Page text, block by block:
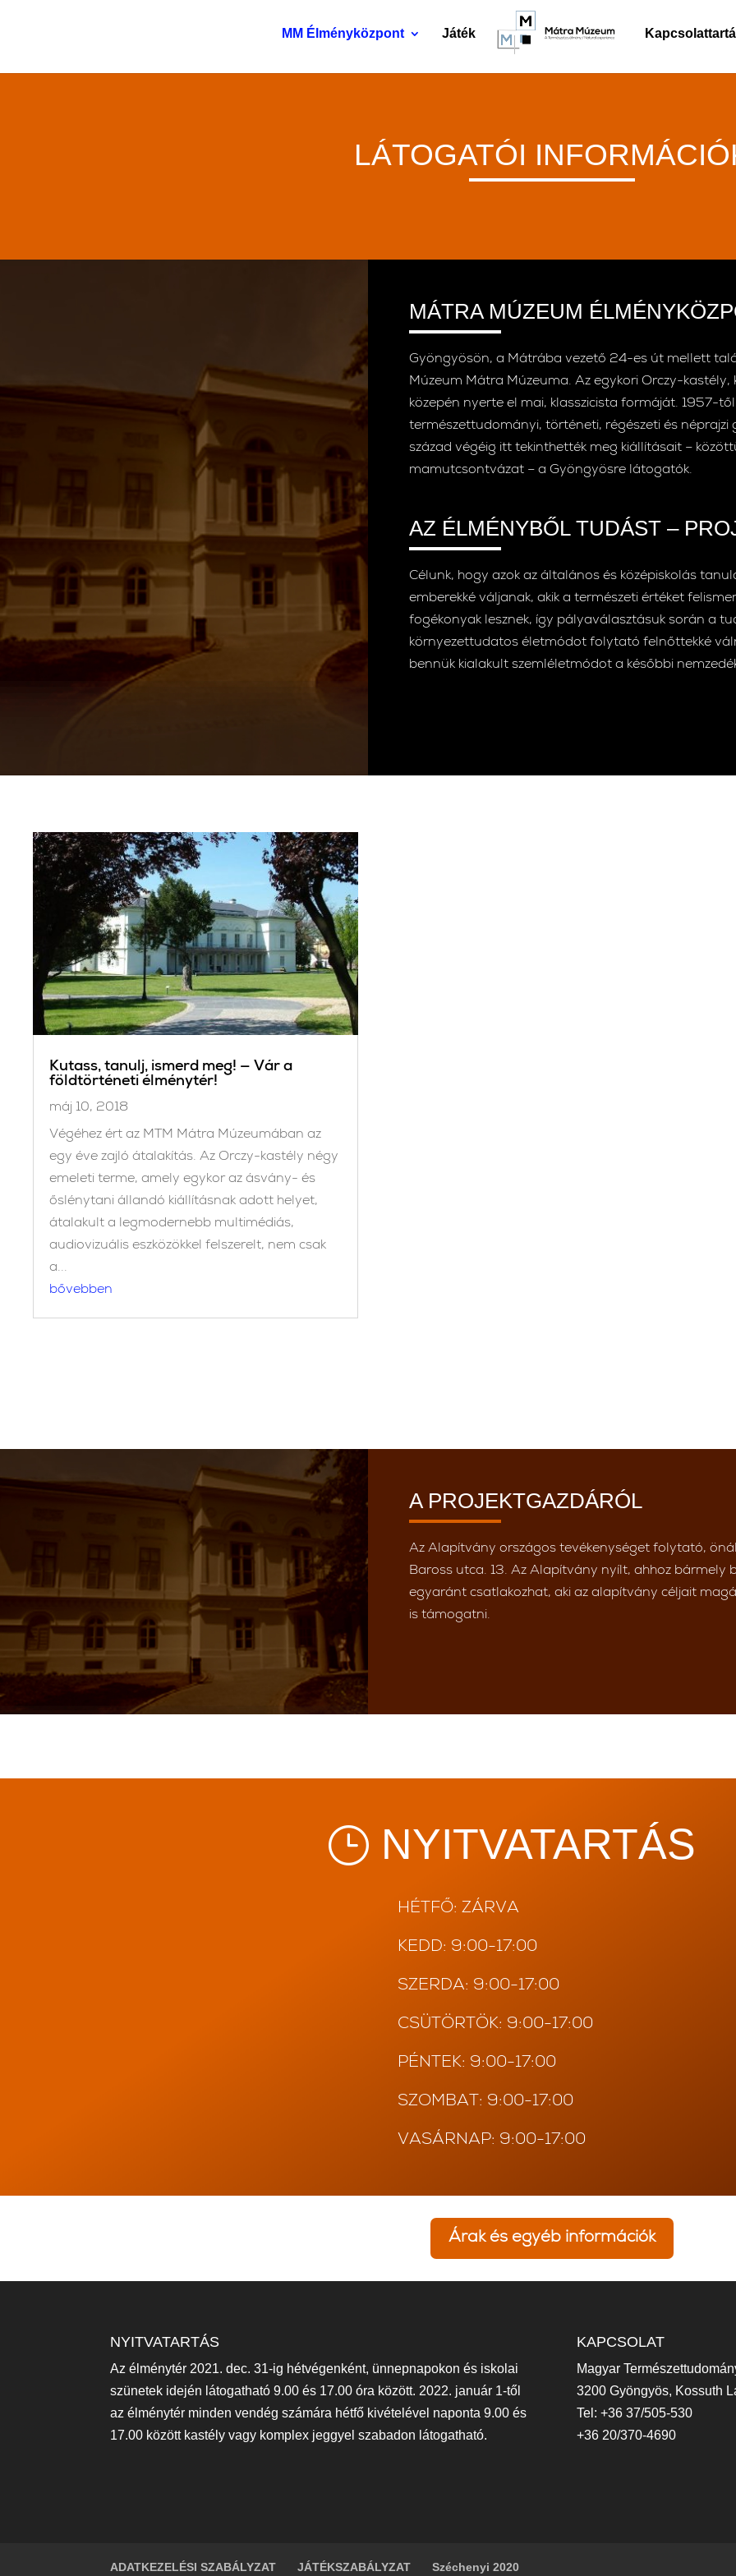
MM Élményközpont Játék
LÁTOGATÓI
MÁTRA MÚZEUM
Gyöngyösön, a Mátrába vezető 24-es út mellett
Múzeum Mátra Múzeuma. Az egykori Orczy-kastély,
közepén nyerte el mai, klasszicista formáját. 1957-
természettudományi, történeti, régészeti és néprajzi
század végéig itt tekinthették meg kiállításait –
mamutcsontvázat – a Gyöngyösre látogatók.
AZ ÉLMÉNYBŐL TUDÁST –
Célunk, hogy azok az általános és középiskolás
emberekké váljanak, akik a természeti értéket
fogékonyak lesznek, így pályaválasztásuk során a
környezettudatos életmódot folytató felnőttekké
bennük kialakult szemléletmódot a későbbi
Kutass, tanulj, ismerd meg! — Vár a
földtörténeti élménytér!
máj 10, 2018
Végéhez ért az MTM Mátra Múzeumában az
egy éve zajló átalakítás. Az Orczy-kastély négy
emeleti terme, amely egykor az ásvány- és
őslénytani állandó kiállításnak adott helyet,
átalakult a legmodernebb multimédiás,
audiovizuális eszközökkel felszerelt, nem csak
a...
bővebben
A PROJEKTGAZDÁRÓL
Az Alapítvány országos tevékenységet folytató,
Baross utca. 13. Az Alapítvány nyílt, ahhoz bármely
egyaránt csatlakozhat, aki az alapítvány céljait
is támogatni.
} NYITVATARTÁS
HÉTFŐ: ZÁRVA
KEDD: 9:00-17:00
SZERDA: 9:00-17:00
CSÜTÖRTÖK: 9:00-17:00
PÉNTEK: 9:00-17:00
SZOMBAT: 9:00-17:00
VASÁRNAP: 9:00-17:00
Árak és egyéb információk
NYITVATARTÁS
Az élménytér 2021. dec. 31-ig hétvégenként, ünnepnapokon és iskolai
szünetek idején látogatható 9.00 és 17.00 óra között. 2022. január 1-től
az élménytér minden vendég számára hétfő kivételével naponta 9.00 és
17.00 között kastély vagy komplex jeggyel szabadon látogatható.
KAPCSOLAT
Magyar
3200 Gyöngyös, Kossuth
Tel: +36 37/505-530
+36 20/370-4690
ADATKEZELÉSI SZABÁLYZAT JÁTÉKSZABÁLYZAT Széchenyi 2020